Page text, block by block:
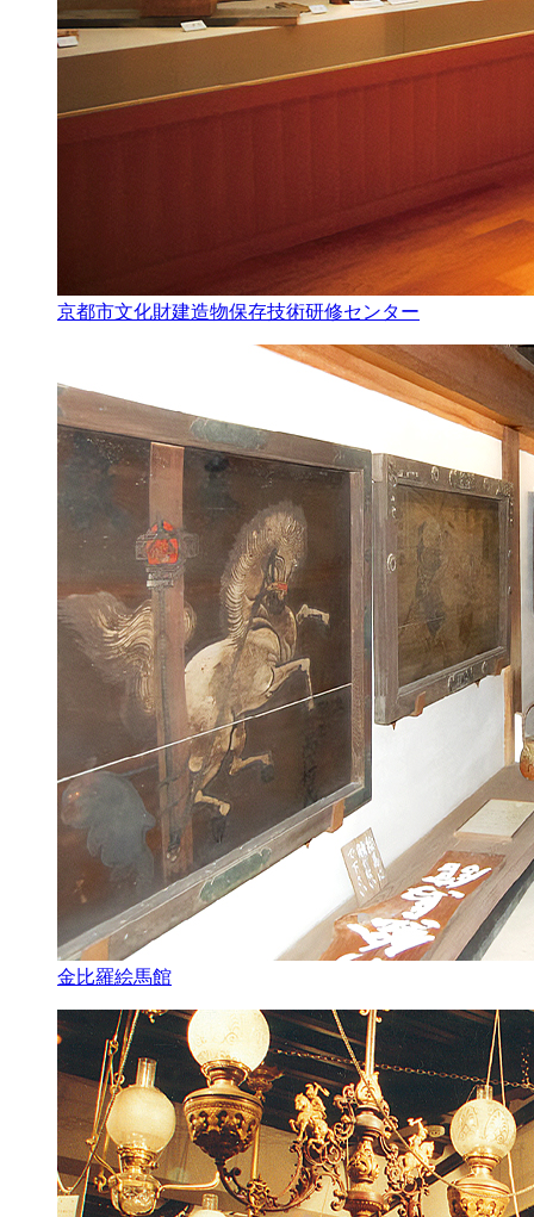
京都市文化財建造物保存技術研修センター
金比羅絵馬館